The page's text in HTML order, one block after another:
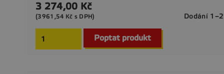
Cena
3 274,00 Kč
Dodání
(3961,54 Kč s DPH)
Poptat produkt